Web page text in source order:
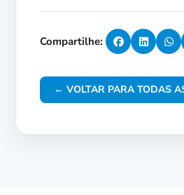
Compartilhe:
← VOLTAR PARA TODAS